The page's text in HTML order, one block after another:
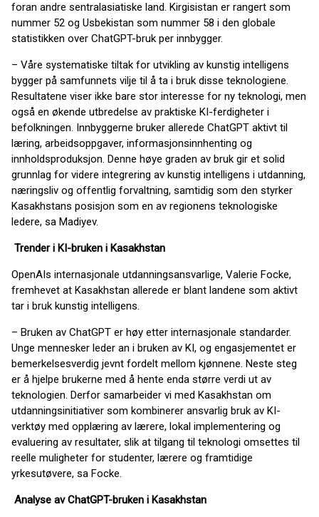
foran andre sentralasiatiske land. Kirgisistan er rangert som
nummer 52 og Usbekistan som nummer 58 i den globale
statistikken over ChatGPT-bruk per innbygger.
– Våre systematiske tiltak for utvikling av kunstig intelligens
bygger på samfunnets vilje til å ta i bruk disse teknologiene.
Resultatene viser ikke bare stor interesse for ny teknologi, men
også en økende utbredelse av praktiske KI-ferdigheter i
befolkningen. Innbyggerne bruker allerede ChatGPT aktivt til
læring, arbeidsoppgaver, informasjonsinnhenting og
innholdsproduksjon. Denne høye graden av bruk gir et solid
grunnlag for videre integrering av kunstig intelligens i utdanning,
næringsliv og offentlig forvaltning, samtidig som den styrker
Kasakhstans posisjon som en av regionens teknologiske
ledere, sa Madiyev.
Trender i KI-bruken i Kasakhstan
OpenAIs internasjonale utdanningsansvarlige, Valerie Focke,
fremhevet at Kasakhstan allerede er blant landene som aktivt
tar i bruk kunstig intelligens.
– Bruken av ChatGPT er høy etter internasjonale standarder.
Unge mennesker leder an i bruken av KI, og engasjementet er
bemerkelsesverdig jevnt fordelt mellom kjønnene. Neste steg
er å hjelpe brukerne med å hente enda større verdi ut av
teknologien. Derfor samarbeider vi med Kasakhstan om
utdanningsinitiativer som kombinerer ansvarlig bruk av KI-
verktøy med opplæring av lærere, lokal implementering og
evaluering av resultater, slik at tilgang til teknologi omsettes til
reelle muligheter for studenter, lærere og framtidige
yrkesutøvere, sa Focke.
Analyse av ChatGPT-bruken i Kasakhstan